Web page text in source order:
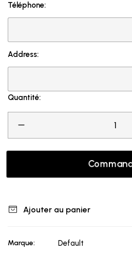
Téléphone:
Address:
Quantité:
Ajouter au panier
Marque: Default